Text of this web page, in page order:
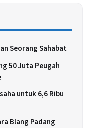
Seorang Sahabat
50 Juta Peugah
untuk 6,6 Ribu
Blang Padang